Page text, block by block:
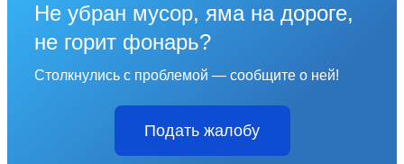
Не убран мусор, яма на дороге,
не горит фонарь?
Столкнулись с проблемой — сообщите о ней!
Подать жалобу